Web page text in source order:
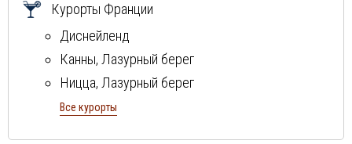
Курорты Франции
Диснейленд
Канны, Лазурный берег
Ницца, Лазурный берег
остров Корсика
Все курорты